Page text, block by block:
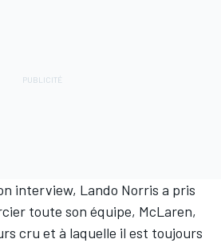
interview, Lando Norris a pris
toute son équipe, McLaren,
cru et à laquelle il est toujours